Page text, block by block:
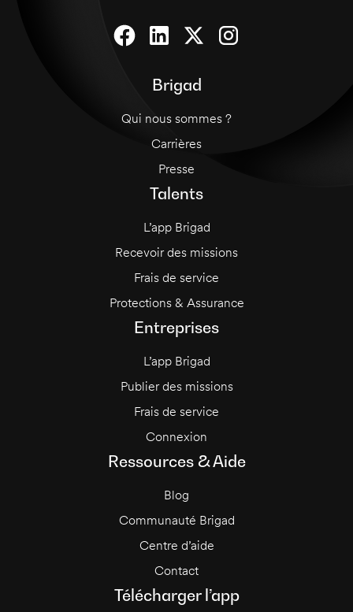
Brigad
Qui nous sommes ?
Carrières
Presse
Talents
L’app Brigad
Recevoir des missions
Frais de service
Protections & Assurance
Entreprises
L’app Brigad
Publier des missions
Frais de service
Connexion
Ressources & Aide
Blog
Communauté Brigad
Centre d’aide
Contact
Télécharger l’app